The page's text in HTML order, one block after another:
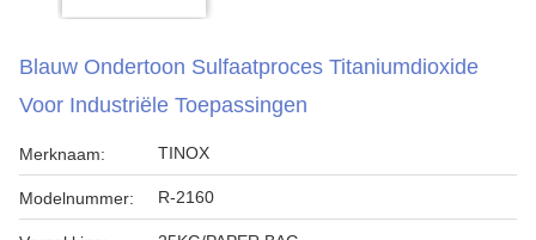
Blauw Ondertoon Sulfaatproces Titaniumdioxide
Voor Industriële Toepassingen
Merknaam: TINOX
Modelnummer: R-2160